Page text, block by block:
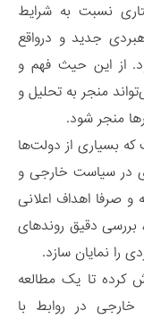
نسبت به شرایط
جدید و درواقع
از این حیث فهم و
منجر به تحلیل و
منجر شود.
که بسیاری از دولت‌ها
در سیاست خارجی و
و صرفا اهداف اعلانی
بررسی دقیق روندهای
را نمایان سازد.
کرده تا یک مطالعه
در روابط با